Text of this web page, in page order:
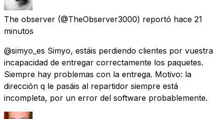
The observer (@TheObserver3000) reportó hace 21
minutos
@simyo_es Simyo, estáis perdiendo clientes por vuestra
incapacidad de entregar correctamente los paquetes.
Siempre hay problemas con la entrega. Motivo: la
dirección q le pasáis al repartidor siempre está
incompleta, por un error del software probablemente.